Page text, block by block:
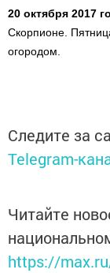
20 октября 2017
Скорпионе.
огородом.
Следите за
Telegram-
Читайте
https://